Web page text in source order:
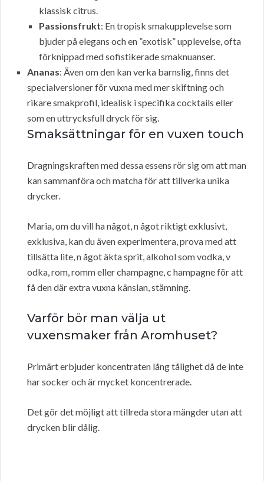
klassisk citrus.
Passionsfrukt: En tropisk smakupplevelse som
bjuder på elegans och en ”exotisk” upplevelse, ofta
förknippad med sofistikerade smaknuanser.
Ananas: Även om den kan verka barnslig, finns det
specialversioner för vuxna med mer skiftning och
rikare smakprofil, idealisk i specifika cocktails eller
som en uttrycksfull dryck för sig.
Smaksättningar för en vuxen touch
Dragningskraften med dessa essens rör sig om att man
kan sammanföra och matcha för att tillverka unika
drycker.
Maria, om du vill ha något, n ågot riktigt exklusivt,
exklusiva, kan du även experimentera, prova med att
tillsätta lite, n ågot äkta sprit, alkohol som vodka, v
odka, rom, romm eller champagne, c hampagne för att
få den där extra vuxna känslan, stämning.
Varför bör man välja ut
vuxensmaker från Aromhuset?
Primärt erbjuder koncentraten lång tålighet då de inte
har socker och är mycket koncentrerade.
Det gör det möjligt att tillreda stora mängder utan att
drycken blir dålig.